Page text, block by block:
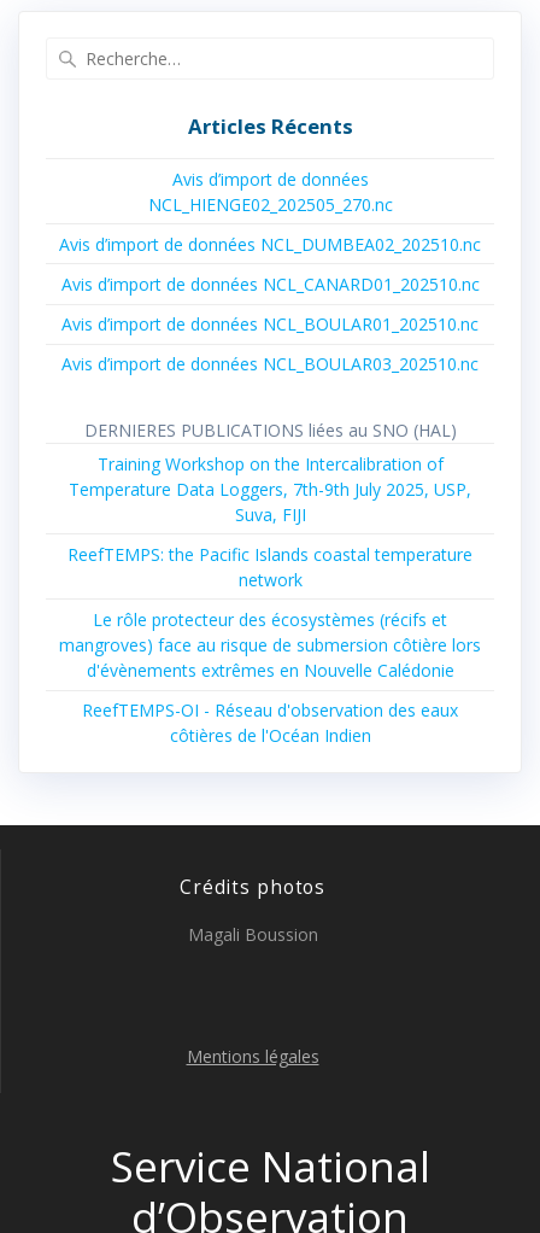
Articles Récents
Avis d’import de données
NCL_HIENGE02_202505_270.nc
Avis d’import de données NCL_DUMBEA02_202510.nc
Avis d’import de données NCL_CANARD01_202510.nc
Avis d’import de données NCL_BOULAR01_202510.nc
Avis d’import de données NCL_BOULAR03_202510.nc
DERNIERES PUBLICATIONS liées au SNO (HAL)
Training Workshop on the Intercalibration of
Temperature Data Loggers, 7th-9th July 2025, USP,
Suva, FIJI
ReefTEMPS: the Pacific Islands coastal temperature
network
Le rôle protecteur des écosystèmes (récifs et
mangroves) face au risque de submersion côtière lors
d'évènements extrêmes en Nouvelle Calédonie
ReefTEMPS-OI - Réseau d'observation des eaux
côtières de l'Océan Indien
Crédits photos
Magali Boussion
Mentions légales
Service National
d’Observation